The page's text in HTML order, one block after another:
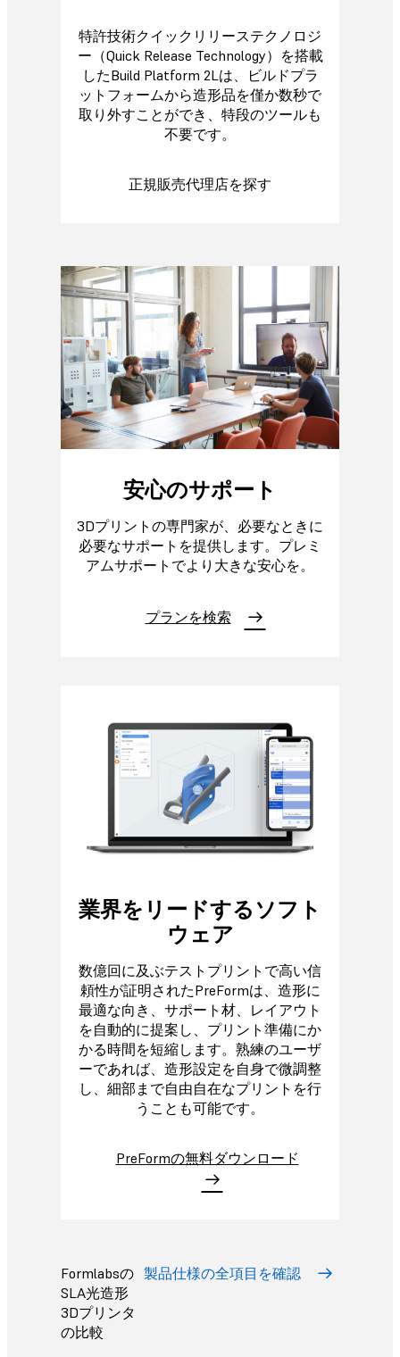
特許技術クイックリリーステクノロジ
ー（Quick Release Technology）を搭載
したBuild Platform 2Lは、ビルドプラ
ットフォームから造形品を僅か数秒で
取り外すことができ、特段のツールも
不要です。
正規販売代理店を探す
安心のサポート
3Dプリントの専門家が、必要なときに
必要なサポートを提供します。プレミ
アムサポートでより大きな安心を。
プランを検索
業界をリードするソフト
ウェア
数億回に及ぶテストプリントで高い信
頼性が証明されたPreFormは、造形に
最適な向き、サポート材、レイアウト
を自動的に提案し、プリント準備にか
かる時間を短縮します。熟練のユーザ
ーであれば、造形設定を自身で微調整
し、細部まで自由自在なプリントを行
うことも可能です。
PreFormの無料ダウンロード
Formlabsの
SLA光造形
3Dプリンタ
の比較
製品仕様の全項目を確認